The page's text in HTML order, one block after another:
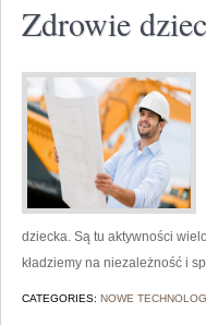
Zdrowie
dziecka. Są tu aktywności
kładziemy na niezależność i
CATEGORIES: NOWE